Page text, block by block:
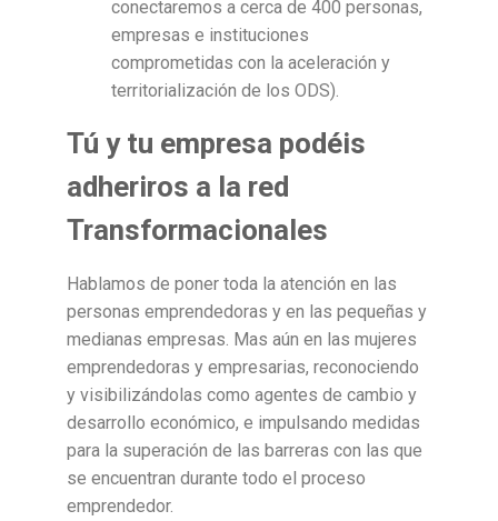
conectaremos a cerca de 400 personas,
empresas e instituciones
comprometidas con la aceleración y
territorialización de los ODS).
Tú y tu empresa podéis
adheriros a la red
Transformacionales
Hablamos de poner toda la atención en las
personas emprendedoras y en las pequeñas y
medianas empresas. Mas aún en las mujeres
emprendedoras y empresarias, reconociendo
y visibilizándolas como agentes de cambio y
desarrollo económico, e impulsando medidas
para la superación de las barreras con las que
se encuentran durante todo el proceso
emprendedor.